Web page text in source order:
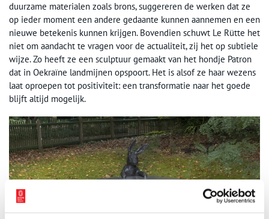
duurzame materialen zoals brons, suggereren de werken dat ze
op ieder moment een andere gedaante kunnen aannemen en een
nieuwe betekenis kunnen krijgen. Bovendien schuwt Le Rütte het
niet om aandacht te vragen voor de actualiteit, zij het op subtiele
wijze. Zo heeft ze een sculptuur gemaakt van het hondje Patron
dat in Oekraïne landmijnen opspoort. Het is alsof ze haar wezens
laat oproepen tot positiviteit: een transformatie naar het goede
blijft altijd mogelijk.